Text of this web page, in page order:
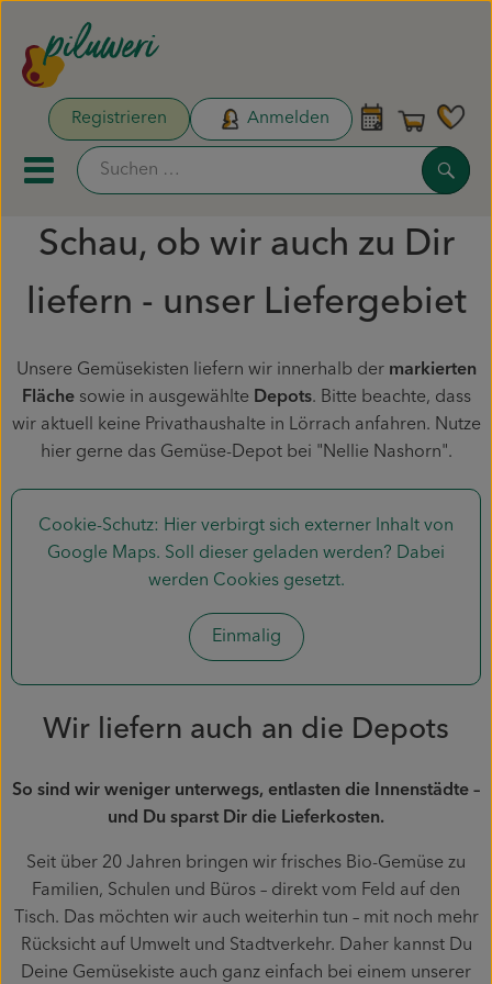
Registrieren Anmelden
Mobiles Menu öffnen oder
Unsere Biokisten
Naturdrogerie
Obst & Gemüse
Pflanzen & Säen
Blumensträuße
Gemüsekiste
Genossenschaft
Hofverkauf
Schau, ob wir auch zu Dir
liefern - unser Liefergebiet
Unsere Gemüsekisten liefern wir innerhalb der markierten
Flächesowie in ausgewählte Depots. Bitte beachte, dass
wir aktuell keine Privathaushalte in Lörrach anfahren. Nutze
hier gerne das Gemüse-Depot bei "Nellie Nashorn".
Cookie-Schutz: Hier verbirgt sich externer Inhalt von
Google Maps. Soll dieser geladen werden? Dabei
werden Cookies gesetzt.
Einmalig
Wir liefern auch an die Depots
So sind wir weniger unterwegs, entlasten die Innenstädte –
und Du sparst Dir die Lieferkosten.
Seit über 20 Jahren bringen wir frisches Bio-Gemüse zu
Familien, Schulen und Büros – direkt vom Feld auf den
Tisch. Das möchten wir auch weiterhin tun – mit noch mehr
Rücksicht auf Umwelt und Stadtverkehr. Daher kannst Du
Deine Gemüsekiste auch ganz einfach bei einem unserer